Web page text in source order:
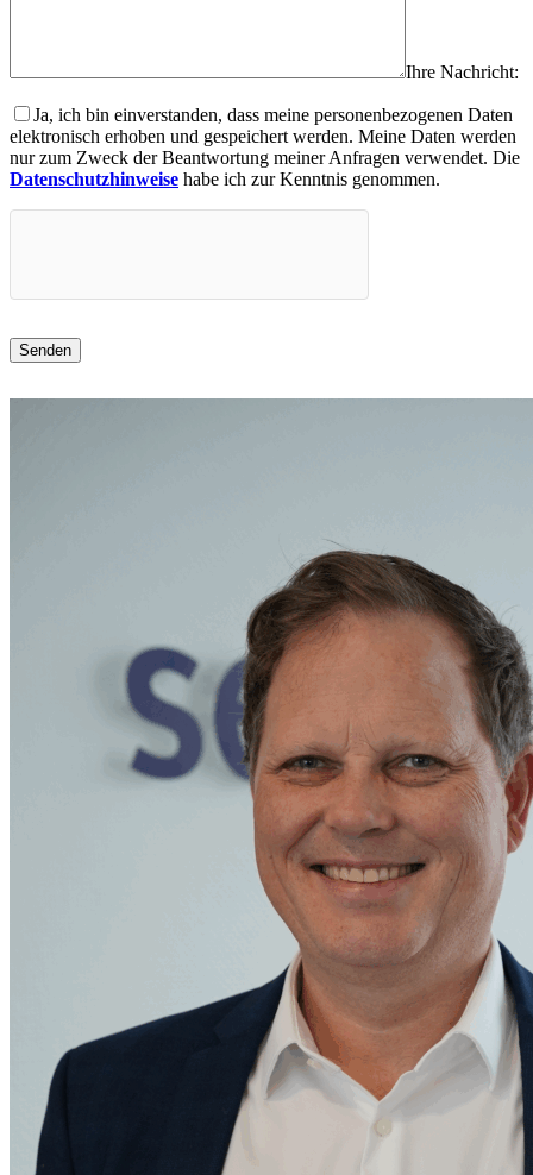
Ihre Nachricht:
Ja, ich bin einverstanden, dass meine personenbezogenen Daten
elektronisch erhoben und gespeichert werden. Meine Daten werden
nur zum Zweck der Beantwortung meiner Anfragen verwendet. Die
Datenschutzhinweise habe ich zur Kenntnis genommen.